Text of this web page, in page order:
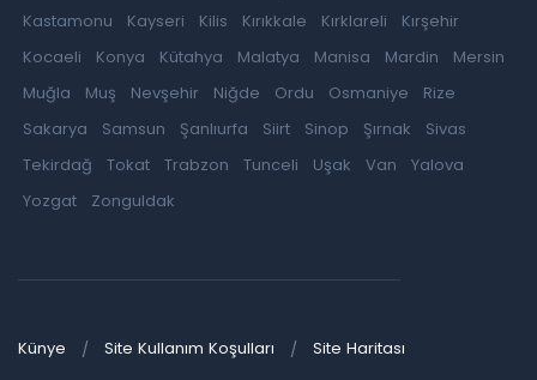
Kastamonu
Kayseri Kilis Kırıkkale Kırklareli
Kırşehir
Kocaeli
Konya Kütahya Malatya Manisa Mardin
Mersin
Muğla
Muş Nevşehir Niğde Ordu Osmaniye
Rize
Sakarya
Samsun Şanlıurfa Siirt Sinop Şırnak
Sivas
Tekirdağ
Tokat Trabzon Tunceli Uşak Van
Yalova
Yozgat
Zonguldak
Künye Site Kullanım Koşulları Site Haritası